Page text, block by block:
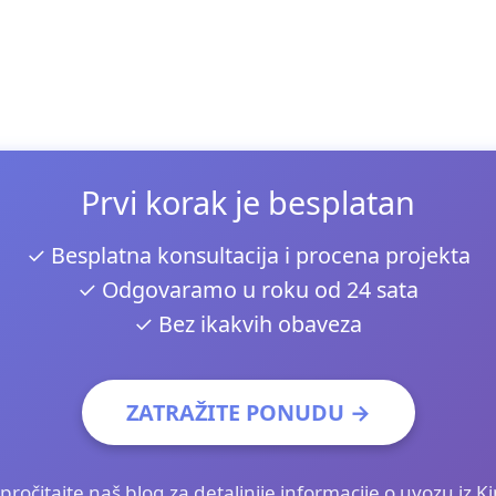
Prvi korak je besplatan
✓ Besplatna konsultacija i procena projekta
✓ Odgovaramo u roku od 24 sata
✓ Bez ikakvih obaveza
ZATRAŽITE PONUDU →